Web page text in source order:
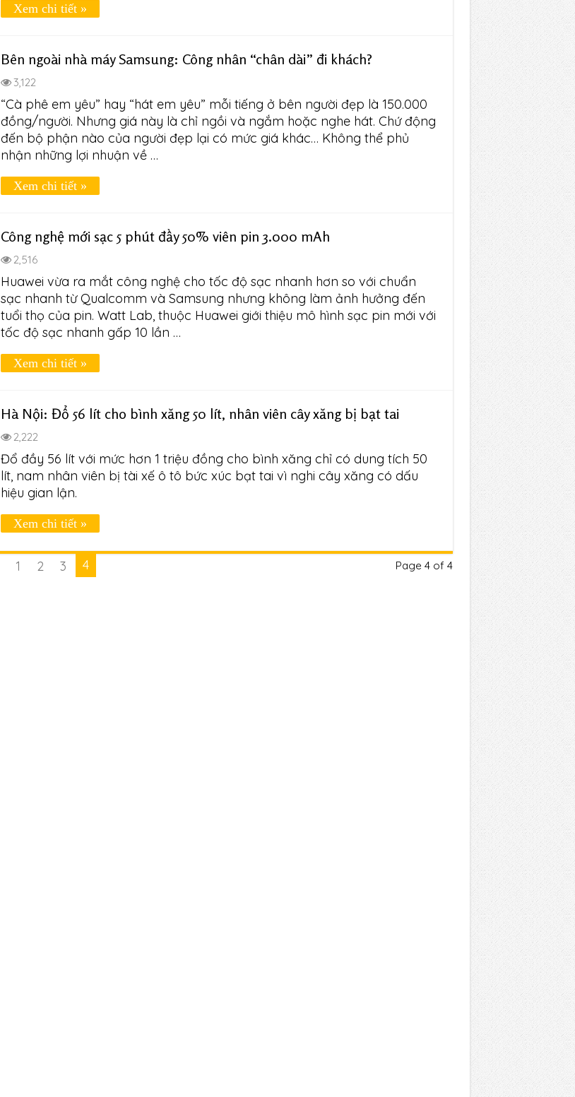
Xem chi tiết »
Bên ngoài nhà máy Samsung: Công nhân “chân dài” đi khách?
3,122
“Cà phê em yêu” hay “hát em yêu” mỗi tiếng ở bên người đẹp là 150.000
đồng/người. Nhưng giá này là chỉ ngồi và ngắm hoặc nghe hát. Chứ động
đến bộ phận nào của người đẹp lại có mức giá khác… Không thể phủ
nhận những lợi nhuận về …
Xem chi tiết »
Công nghệ mới sạc 5 phút đầy 50% viên pin 3.000 mAh
2,516
Huawei vừa ra mắt công nghệ cho tốc độ sạc nhanh hơn so với chuẩn
sạc nhanh từ Qualcomm và Samsung nhưng không làm ảnh hưởng đến
tuổi thọ của pin. Watt Lab, thuộc Huawei giới thiệu mô hình sạc pin mới với
tốc độ sạc nhanh gấp 10 lần …
Xem chi tiết »
Hà Nội: Đổ 56 lít cho bình xăng 50 lít, nhân viên cây xăng bị bạt tai
2,222
Đổ đầy 56 lít với mức hơn 1 triệu đồng cho bình xăng chỉ có dung tích 50
lít, nam nhân viên bị tài xế ô tô bức xúc bạt tai vì nghi cây xăng có dấu
hiệu gian lận.
Xem chi tiết »
Page 4 of 4
1 2 3 4